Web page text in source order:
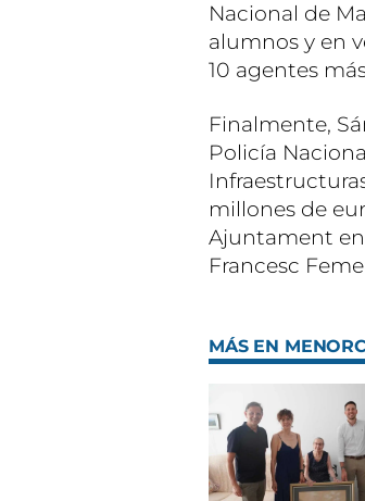
Nacional de
alumnos y en
10 agentes
Finalmente,
Policía
millones de
Ajuntament
Francesc
MÁS EN